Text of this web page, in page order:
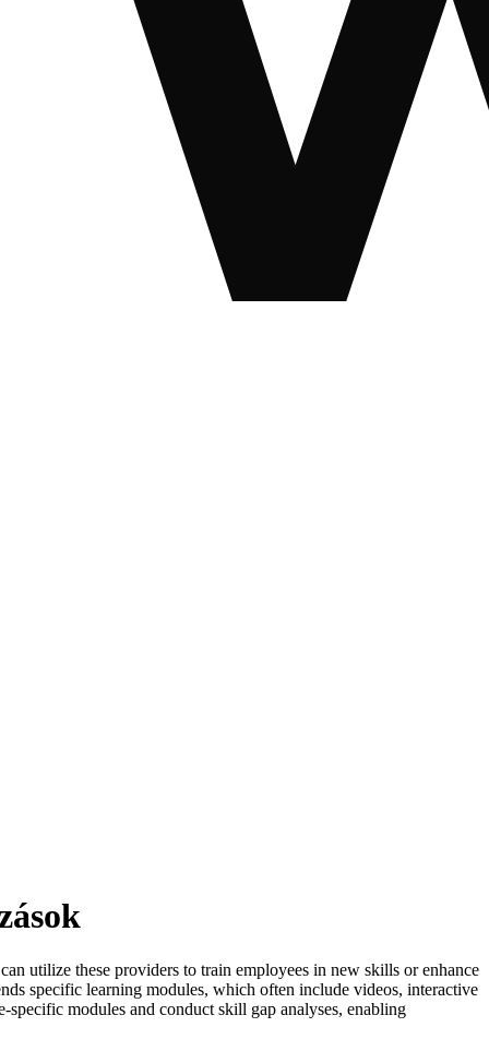
utilize these providers to train employees in new skills or enhance
specific learning modules, which often include videos, interactive
modules and conduct skill gap analyses, enabling